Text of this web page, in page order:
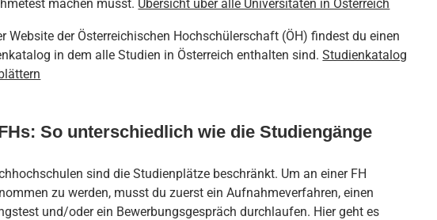
machen musst. Übersicht über alle Universitäten in Österreich
Website der Österreichischen Hochschülerschaft (ÖH) findest du einen
in dem alle Studien in Österreich enthalten sind.Studienkatalog
So unterschiedlich wie die Studiengänge
sind die Studienplätze beschränkt. Um an einer FH
zu werden, musst du zuerst ein Aufnahmeverfahren, einen
und/oder ein Bewerbungsgespräch durchlaufen. Hier geht es